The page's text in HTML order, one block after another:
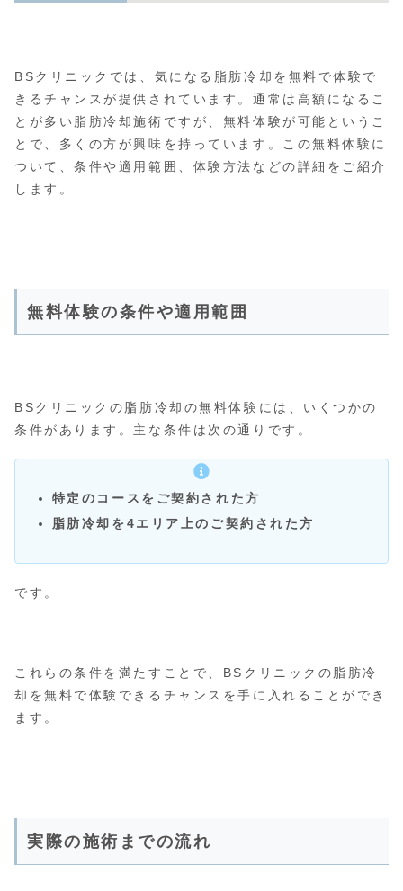
BSクリニックでは、気になる脂肪冷却を無料で体験で
きるチャンスが提供されています。通常は高額になるこ
とが多い脂肪冷却施術ですが、無料体験が可能というこ
とで、多くの方が興味を持っています。この無料体験に
ついて、条件や適用範囲、体験方法などの詳細をご紹介
します。
無料体験の条件や適用範囲
BSクリニックの脂肪冷却の無料体験には、いくつかの
条件があります。主な条件は次の通りです。
特定のコースをご契約された方
脂肪冷却を4エリア上のご契約された方
です。
これらの条件を満たすことで、BSクリニックの脂肪冷
却を無料で体験できるチャンスを手に入れることができ
ます。
実際の施術までの流れ